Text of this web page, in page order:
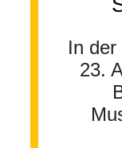
In
23.